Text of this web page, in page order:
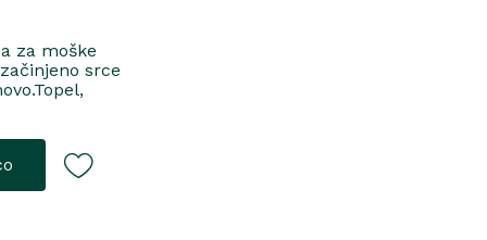
za moške
srce